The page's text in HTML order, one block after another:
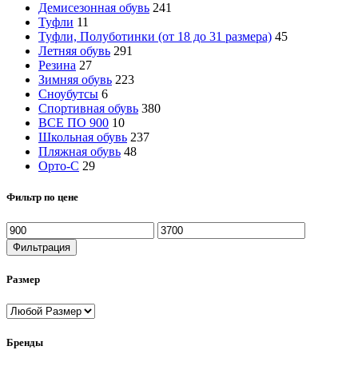
Демисезонная обувь 241
Туфли 11
Туфли, Полуботинки (от 18 до 31 размера) 45
Летняя обувь 291
Резина 27
Зимняя обувь 223
Сноубутсы 6
Спортивная обувь 380
ВСЕ ПО 900 10
Школьная обувь 237
Пляжная обувь 48
Орто-С 29
Фильтр по цене
Минимальная
цена
Максимальная
цена
Фильтрация
Размер
Бренды